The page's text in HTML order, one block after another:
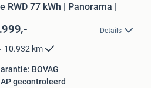
RWD 77 kWh | Panorama |
Details
10.932 km
BOVAG
gecontroleerd